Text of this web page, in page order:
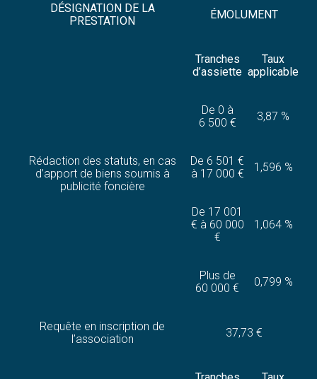
DÉSIGNATION DE LA
PRESTATION
ÉMOLUMENT
Rédaction des statuts, en cas
d’apport de biens soumis à
publicité foncière
Tranches
d’assiette
Taux
applicable
De 0 à
6 500 €
3,87 %
De 6 501 €
à 17 000 €
1,596 %
De 17 001
€ à 60 000
€
1,064 %
Plus de
60 000 €
0,799 %
Requête en inscription de
l’association
37,73 €